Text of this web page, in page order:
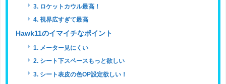
3. ロケットカウル最高！
4. 視界広すぎて最高
Hawk11のイマイチなポイント
1. メーター見にくい
2. シート下スペースもっと欲しい
3. シート表皮の色OP設定欲しい！